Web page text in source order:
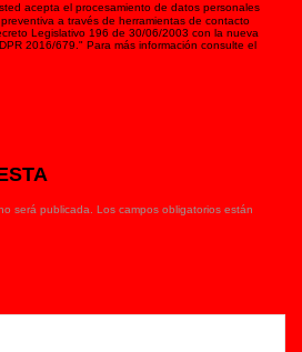
acepta el procesamiento de datos personales
a través de herramientas de contacto
Legislativo 196 de 30/06/2003 con la nueva
2016/679." Para más información consulte el
será publicada. Los campos obligatorios están